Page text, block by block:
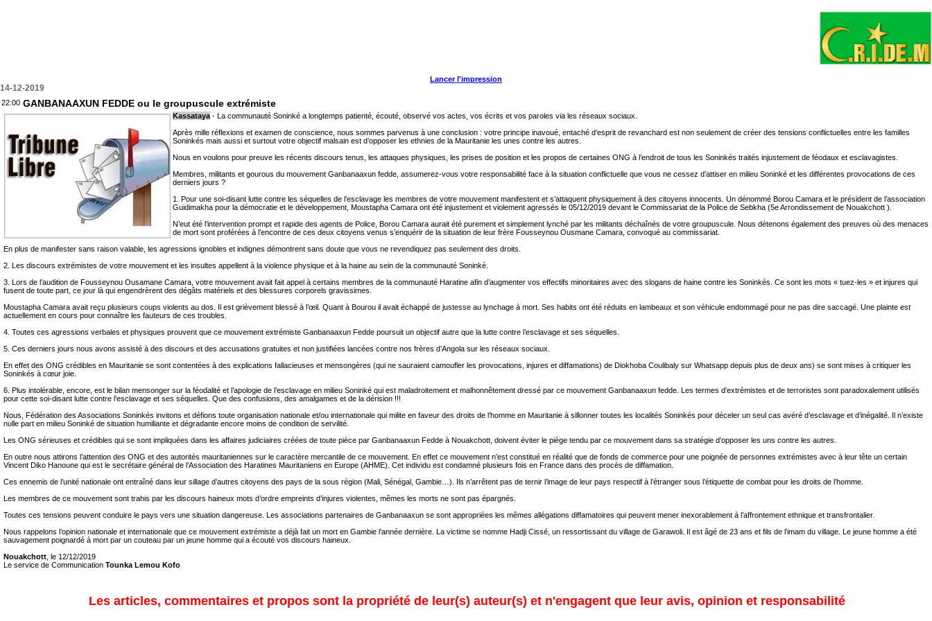
Lancer l'impression
14-12-2019
22:00 GANBANAAXUN FEDDE ou le groupuscule extrémiste
Kassataya- La communauté Soninké a longtemps patienté, écouté, observé vos actes, vos écrits et vos paroles via les réseaux sociaux.
Après mille réflexions et examen de conscience, nous sommes parvenus à une conclusion : votre principe inavoué, entaché d’esprit de revanchard est non seulement de créer des tensions conflictuelles entre les familles
Soninkés mais aussi et surtout votre objectif malsain est d’opposer les ethnies de la Mauritanie les unes contre les autres.
Nous en voulons pour preuve les récents discours tenus, les attaques physiques, les prises de position et les propos de certaines ONG à l’endroit de tous les Soninkés traités injustement de féodaux et esclavagistes.
Membres, militants et gourous du mouvement Ganbanaaxun fedde, assumerez-vous votre responsabilité face à la situation conflictuelle que vous ne cessez d’attiser en milieu Soninké et les différentes provocations de ces
derniers jours ?
1. Pour une soi-disant lutte contre les séquelles de l’esclavage les membres de votre mouvement manifestent et s’attaquent physiquement à des citoyens innocents. Un dénommé Borou Camara et le président de l’association
Guidimakha pour la démocratie et le développement, Moustapha Camara ont été injustement et violement agressés le 05/12/2019 devant le Commissariat de la Police de Sebkha (5e Arrondissement de Nouakchott ).
N’eut été l’intervention prompt et rapide des agents de Police, Borou Camara aurait été purement et simplement lynché par les militants déchaînés de votre groupuscule. Nous détenons également des preuves où des menaces
de mort sont proférées à l’encontre de ces deux citoyens venus s’enquérir de la situation de leur frère Fousseynou Ousmane Camara, convoqué au commissariat.
En plus de manifester sans raison valable, les agressions ignobles et indignes démontrent sans doute que vous ne revendiquez pas seulement des droits.
2. Les discours extrémistes de votre mouvement et les insultes appellent à la violence physique et à la haine au sein de la communauté Soninké.
3. Lors de l’audition de Fousseynou Ousamane Camara, votre mouvement avait fait appel à certains membres de la communauté Haratine afin d’augmenter vos effectifs minoritaires avec des slogans de haine contre les Soninkés. Ce sont les mots « tuez-les » et injures qui
fusent de toute part, ce jour là qui engendrèrent des dégâts matériels et des blessures corporels gravissimes.
Moustapha Camara avait reçu plusieurs coups violents au dos. Il est grièvement blessé à l’œil. Quant à Bourou il avait échappé de justesse au lynchage à mort. Ses habits ont été réduits en lambeaux et son véhicule endommagé pour ne pas dire saccagé. Une plainte est
actuellement en cours pour connaître les fauteurs de ces troubles.
4. Toutes ces agressions verbales et physiques prouvent que ce mouvement extrémiste Ganbanaaxun Fedde poursuit un objectif autre que la lutte contre l’esclavage et ses séquelles.
5. Ces derniers jours nous avons assisté à des discours et des accusations gratuites et non justifiées lancées contre nos frères d’Angola sur les réseaux sociaux.
En effet des ONG crédibles en Mauritanie se sont contentées à des explications fallacieuses et mensongères (qui ne sauraient camoufler les provocations, injures et diffamations) de Diokhoba Coulibaly sur Whatsapp depuis plus de deux ans) se sont mises à critiquer les
Soninkés à cœur joie.
6. Plus intolérable, encore, est le bilan mensonger sur la féodalité et l’apologie de l’esclavage en milieu Soninké qui est maladroitement et malhonnêtement dressé par ce mouvement Ganbanaaxun fedde. Les termes d’extrémistes et de terroristes sont paradoxalement utilisés
pour cette soi-disant lutte contre l’esclavage et ses séquelles. Que des confusions, des amalgames et de la dérision !!!
Nous, Fédération des Associations Soninkés invitons et défions toute organisation nationale et/ou internationale qui milite en faveur des droits de l’homme en Mauritanie à sillonner toutes les localités Soninkés pour déceler un seul cas avéré d’esclavage et d’inégalité. Il n’existe
nulle part en milieu Soninké de situation humiliante et dégradante encore moins de condition de servilité.
Les ONG sérieuses et crédibles qui se sont impliquées dans les affaires judiciaires créées de toute pièce par Ganbanaaxun Fedde à Nouakchott, doivent éviter le piège tendu par ce mouvement dans sa stratégie d’opposer les uns contre les autres.
En outre nous attirons l’attention des ONG et des autorités mauritaniennes sur le caractère mercantile de ce mouvement. En effet ce mouvement n’est constitué en réalité que de fonds de commerce pour une poignée de personnes extrémistes avec à leur tête un certain
Vincent Diko Hanoune qui est le secrétaire général de l’Association des Haratines Mauritaniens en Europe (AHME). Cet individu est condamné plusieurs fois en France dans des procès de diffamation.
Ces ennemis de l’unité nationale ont entraîné dans leur sillage d’autres citoyens des pays de la sous région (Mali, Sénégal, Gambie…). Ils n’arrêtent pas de ternir l’image de leur pays respectif à l’étranger sous l’étiquette de combat pour les droits de l’homme.
Les membres de ce mouvement sont trahis par les discours haineux mots d’ordre empreints d’injures violentes, mêmes les morts ne sont pas épargnés.
Toutes ces tensions peuvent conduire le pays vers une situation dangereuse. Les associations partenaires de Ganbanaaxun se sont appropriées les mêmes allégations diffamatoires qui peuvent mener inexorablement à l’affrontement ethnique et transfrontalier.
Nous rappelons l’opinion nationale et internationale que ce mouvement extrémiste a déjà fait un mort en Gambie l’année dernière. La victime se nomme Hadji Cissé, un ressortissant du village de Garawoli. Il est âgé de 23 ans et fils de l’imam du village. Le jeune homme a été
sauvagement poignardé à mort par un couteau par un jeune homme qui a écouté vos discours haineux.
Nouakchott, le 12/12/2019
Le service de Communication Tounka Lemou Kofo
Les articles, commentaires et propos sont la propriété de leur(s) auteur(s) et n'engagent que leur avis, opinion et responsabilité